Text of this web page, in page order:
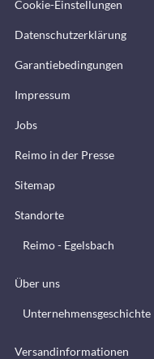
Cookie-Einstellungen
Datenschutzerklärung
Garantiebedingungen
Impressum
Jobs
Reimo in der Presse
Sitemap
Standorte
Reimo - Egelsbach
Über uns
Unternehmensgeschichte
Versandinformationen